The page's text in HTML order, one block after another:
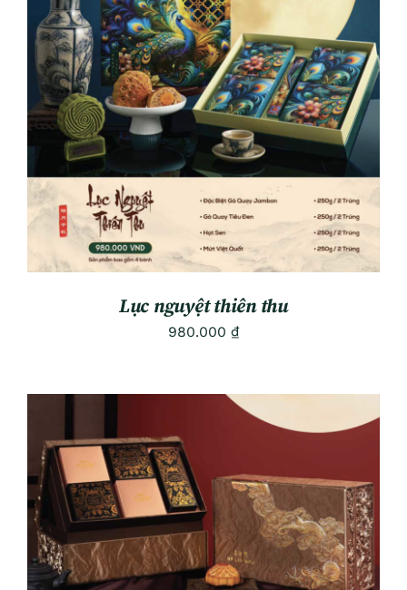
ADD TO CART
/
DETAILS
Lục nguyệt thiên thu
980.000 ₫
ADD TO CART
/
DETAILS